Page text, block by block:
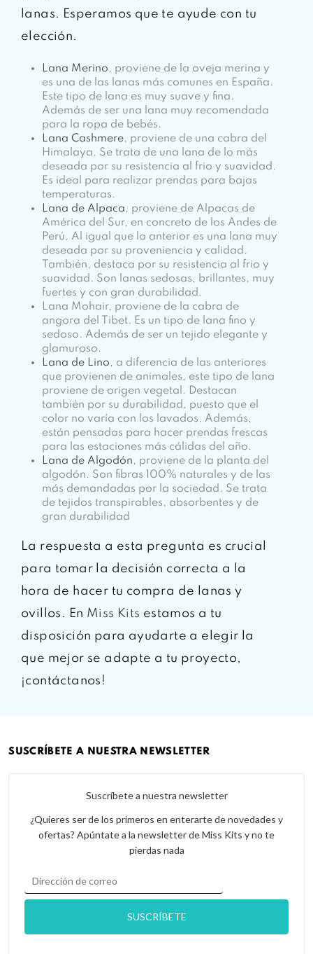
lanas. Esperamos que te ayude con tu
elección.
Lana Merino, proviene de la oveja merina y
es una de las lanas más comunes en España.
Este tipo de lana es muy suave y fina.
Además de ser una lana muy recomendada
para la ropa de bebés.
Lana Cashmere, proviene de una cabra del
Himalaya. Se trata de una lana de lo más
deseada por su resistencia al frio y suavidad.
Es ideal para realizar prendas para bajas
temperaturas.
Lana de Alpaca, proviene de Alpacas de
América del Sur, en concreto de los Andes de
Perú. Al igual que la anterior es una lana muy
deseada por su proveniencia y calidad.
También, destaca por su resistencia al frio y
suavidad. Son lanas sedosas, brillantes, muy
fuertes y con gran durabilidad.
Lana Mohair, proviene de la cabra de
angora del Tibet. Es un tipo de lana fino y
sedoso. Además de ser un tejido elegante y
glamuroso.
Lana de Lino, a diferencia de las anteriores
que provienen de animales, este tipo de lana
proviene de origen vegetal. Destacan
también por su durabilidad, puesto que el
color no varía con los lavados. Además,
están pensadas para hacer prendas frescas
para las estaciones más cálidas del año.
Lana de Algodón, proviene de la planta del
algodón. Son fibras 100% naturales y de las
más demandadas por la sociedad. Se trata
de tejidos transpirables, absorbentes y de
gran durabilidad
La respuesta a esta pregunta es crucial
para tomar la decisión correcta a la
hora de hacer tu compra de lanas y
ovillos. En Miss Kits estamos a tu
disposición para ayudarte a elegir la
que mejor se adapte a tu proyecto,
¡contáctanos!
SUSCRÍBETE A NUESTRA NEWSLETTER
Suscríbete a nuestra newsletter
¿Quieres ser de los primeros en enterarte de novedades y
ofertas? Apúntate a la newsletter de Miss Kits y no te
pierdas nada